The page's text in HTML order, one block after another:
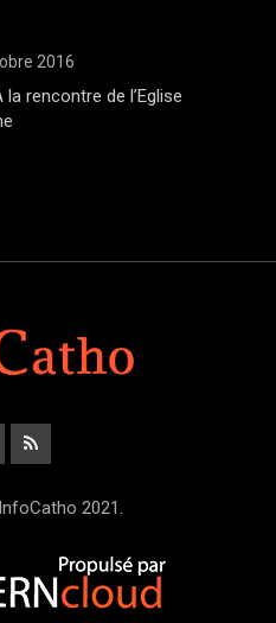
2016
rencontre de l’Eglise
2021.